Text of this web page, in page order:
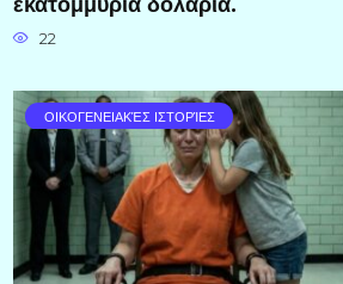
22
ΟΙΚΟΓΕΝΕΙΑΚΈΣ ΙΣΤΟΡΊΕΣ